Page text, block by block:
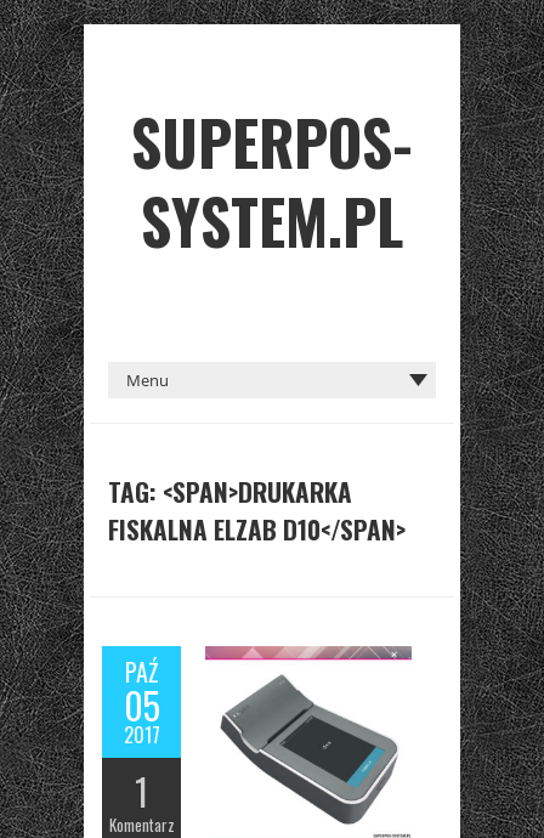
SUPERPOS-
SYSTEM.PL
TAG: <SPAN>DRUKARKA
FISKALNA ELZAB D10</SPAN>
PAŹ
05
2017
1
Komentarz